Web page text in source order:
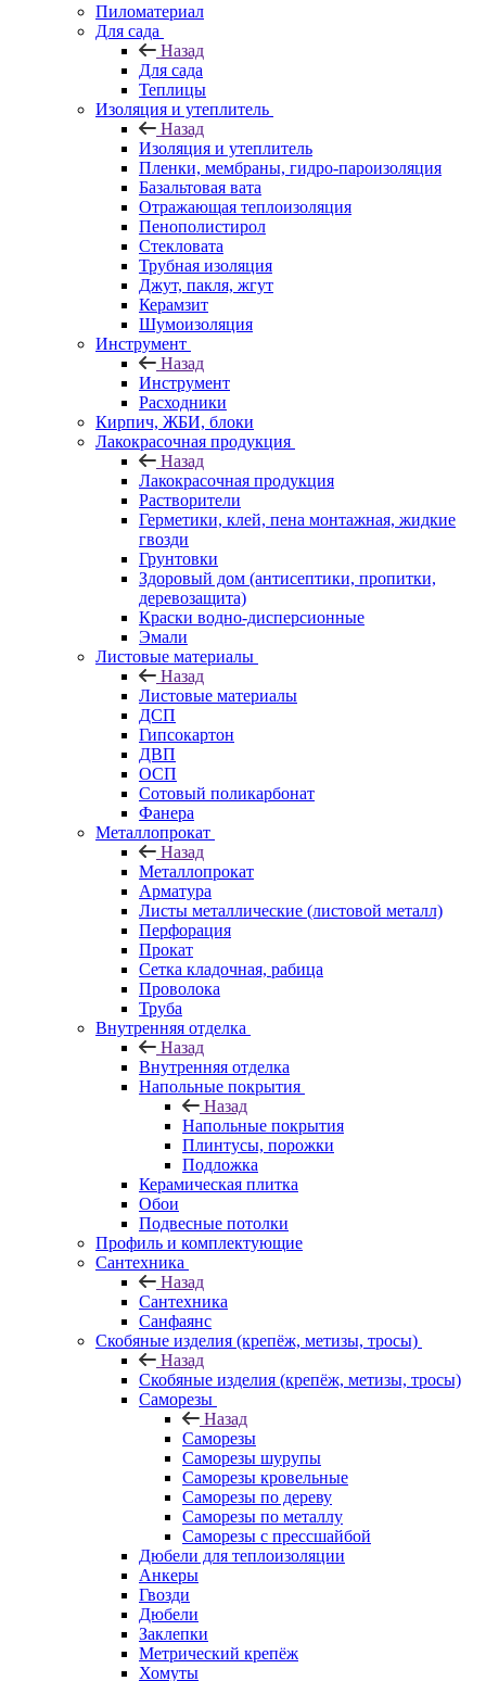
Пиломатериал
Для сада
Назад
Для сада
Теплицы
Изоляция и утеплитель
Назад
Изоляция и утеплитель
Пленки, мембраны, гидро-пароизоляция
Базальтовая вата
Отражающая теплоизоляция
Пенополистирол
Стекловата
Трубная изоляция
Джут, пакля, жгут
Керамзит
Шумоизоляция
Инструмент
Назад
Инструмент
Расходники
Кирпич, ЖБИ, блоки
Лакокрасочная продукция
Назад
Лакокрасочная продукция
Растворители
Герметики, клей, пена монтажная, жидкие
гвозди
Грунтовки
Здоровый дом (антисептики, пропитки,
деревозащита)
Краски водно-дисперсионные
Эмали
Листовые материалы
Назад
Листовые материалы
ДСП
Гипсокартон
ДВП
ОСП
Сотовый поликарбонат
Фанера
Металлопрокат
Назад
Металлопрокат
Арматура
Листы металлические (листовой металл)
Перфорация
Прокат
Сетка кладочная, рабица
Проволока
Труба
Внутренняя отделка
Назад
Внутренняя отделка
Напольные покрытия
Назад
Напольные покрытия
Плинтусы, порожки
Подложка
Керамическая плитка
Обои
Подвесные потолки
Профиль и комплектующие
Сантехника
Назад
Сантехника
Санфаянс
Скобяные изделия (крепёж, метизы, тросы)
Назад
Скобяные изделия (крепёж, метизы, тросы)
Саморезы
Назад
Саморезы
Саморезы шурупы
Саморезы кровельные
Саморезы по дереву
Саморезы по металлу
Саморезы с прессшайбой
Дюбели для теплоизоляции
Анкеры
Гвозди
Дюбели
Заклепки
Метрический крепёж
Хомуты